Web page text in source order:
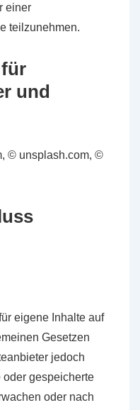
einer
teilzunehmen.
und
© unsplash.com, ©
eigene Inhalte auf
Gesetzen
jedoch
oder gespeicherte
oder nach